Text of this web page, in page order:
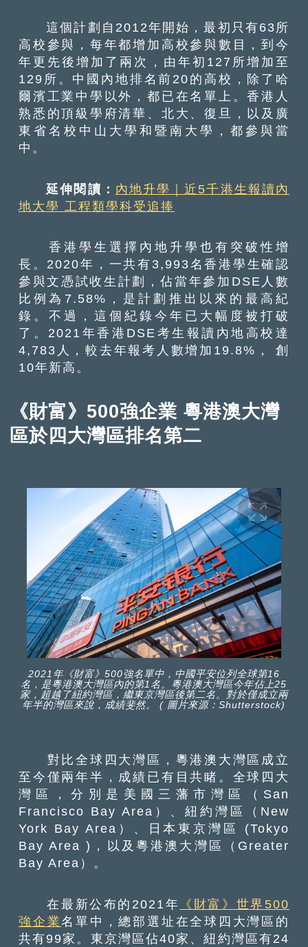
這個計劃自2012年開始，最初只有63所
高校參與，每年都增加高校參與數目，到今
年更先後增加了兩次，由年初127所增加至
129所。中國內地排名前20的高校，除了哈
爾濱工業中學以外，都已在名單上。香港人
熟悉的頂級學府清華、北大、復旦，以及廣
東省名校中山大學和暨南大學，都參與當
中。
延伸閱讀： 內地升學｜近5千港生報讀內
地大學 工程類學科受追捧
香港學生選擇內地升學也有突破性增
長。2020年，一共有3,993名香港學生確認
參與文憑試收生計劃，佔當年參加DSE人數
比例為7.58%，是計劃推出以來的最高紀
錄。不過，這個紀錄今年已大幅度被打破
了。2021年香港DSE考生報讀內地高校達
4,783人，較去年報考人數增加19.8%， 創
10年新高。
《財富》500強企業 粵港澳大灣
區於四大灣區排名第二
2021年《財富》500強名單中，中國平安位列全球第16
名，是粵港澳大灣區內的第1名。粵港澳大灣區今年佔上25
家，超越了紐約灣區，繼東京灣區後第二名。對於僅成立兩
年半的灣區來說，成績斐然。 ( 圖片來源：Shutterstock)
對比全球四大灣區，粵港澳大灣區成立
至今僅兩年半，成績已有目共睹。全球四大
灣區，分別是美國三藩市灣區（San
Francisco Bay Area）、紐約灣區（New
York Bay Area）、日本東京灣區 (Tokyo
Bay Area )，以及粵港澳大灣區（Greater
Bay Area）。
在最新公布的2021年 《財富》世界500
強企業名單中，總部選址在全球四大灣區的
共有99家。東京灣區佔40家、紐約灣區有24